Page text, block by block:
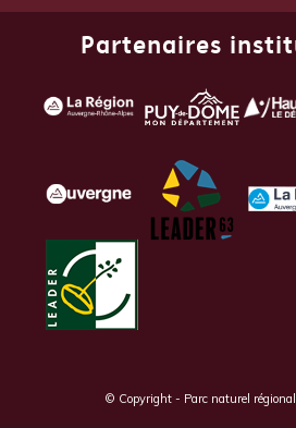
Partenaires
© Copyright - Parc naturel